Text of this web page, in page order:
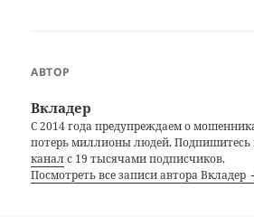
АВТОР
Вкладер
С 2014 года предупреждаем о
потерь миллионы людей.
каналс 19 тысячами подписчиков.
Посмотреть все записи автора Вкладер